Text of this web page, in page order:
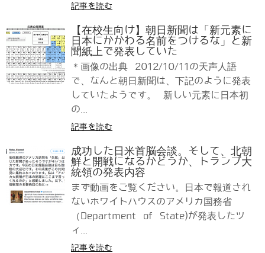
記事を読む
【在校生向け】朝日新聞は「新元素に
日本にかかわる名前をつけるな」と新
聞紙上で発表していた
＊画像の出典 2012/10/11の天声人語
で、なんと朝日新聞は、下記のように発表
していたようです。 新しい元素に日本初
の...
記事を読む
成功した日米首脳会談。そして、北朝
鮮と開戦になるかどうか、トランプ大
統領の発表内容
まず動画をご覧ください。日本で報道され
ないホワイトハウスのアメリカ国務省
（Department of State)が発表したツ
ィ...
記事を読む